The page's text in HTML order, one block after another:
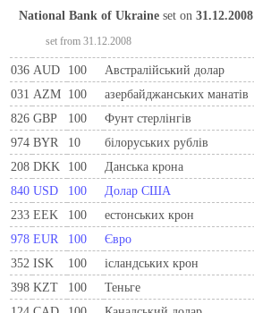
National Bank of Ukraine set on31.12.2008
set from 31.12.2008
036 AUD 100 Австралійський долар
031 AZM 100 азербайджанських манатів
826 GBP 100 Фунт стерлінгів
974 BYR 10 білоруських рублів
208 DKK 100 Данська крона
840 USD 100 Долар США
233 EEK 100 естонських крон
978 EUR 100 Євро
352 ISK 100 ісландських крон
398 KZT 100 Теньге